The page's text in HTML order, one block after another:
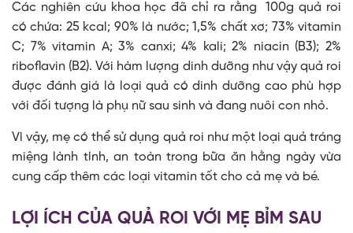
Các nghiên cứu khoa học đã chỉ ra rằng 100g quả roi
có chứa: 25 kcal; 90% là nước; 1,5% chất xơ; 73% vitamin
C; 7% vitamin A; 3% canxi; 4% kali; 2% niacin (B3); 2%
riboflavin (B2). Với hàm lượng dinh dưỡng như vậy quả roi
được đánh giá là loại quả có dinh dưỡng cao phù hợp
với đối tượng là phụ nữ sau sinh và đang nuôi con nhỏ.
Vì vậy, mẹ có thể sử dụng quả roi như một loại quả tráng
miệng lành tính, an toàn trong bữa ăn hằng ngày vừa
cung cấp thêm các loại vitamin tốt cho cả mẹ và bé.
LỢI ÍCH CỦA QUẢ ROI VỚI MẸ BỈM SAU